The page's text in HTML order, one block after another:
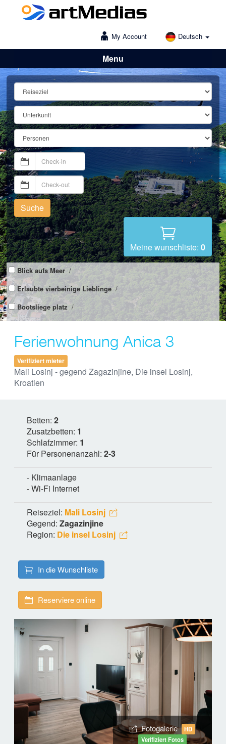
My Account Deutsch
Menu
Lošinj
Suche
Meine wunschliste: 0
Blick aufs Meer /
Erlaubte vierbeinige Lieblinge /
Bootsliege platz/
Ferienwohnung Anica 3
Verifiziert mieter
Mali Losinj - gegend Zagazinjine, Die insel Losinj,
Kroatien
Betten: 2
Zusatzbetten: 1
Schlafzimmer: 1
Für Personenanzahl: 2-3
- Klimaanlage
- Wi-Fi Internet
Reiseziel: Mali Losinj
Gegend: Zagazinjine
Region: Die insel Losinj
In die Wunschliste
Reserviere online
Fotogalerie HD
Verifiziert Fotos